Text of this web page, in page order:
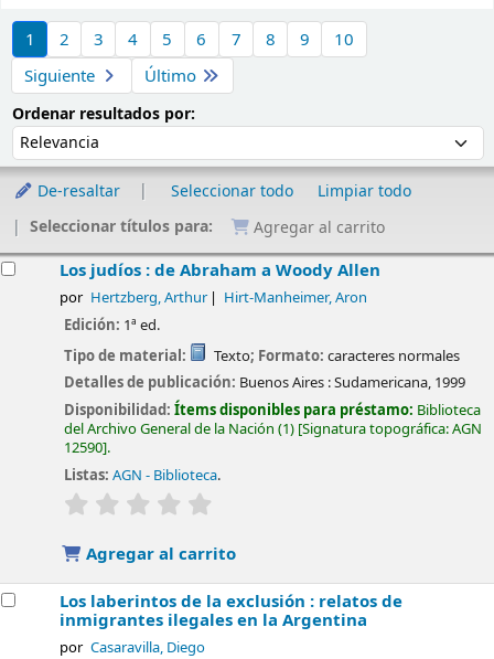
1
2 3 4 5 6 7 8 9
10
Siguiente
Último
Ordenar resultados por:
De-resaltar Seleccionar todo
Limpiar todo
Seleccionar títulos para:
Agregar al carrito
Los judíos : de Abraham a Woody Allen
por Hertzberg, Arthur Hirt-Manheimer, Aron
Edición: 1ª ed.
Tipo de material:
Texto; Formato: caracteres normales
Detalles de publicación: Buenos Aires :Sudamericana, 1999
Disponibilidad:Ítems disponibles para préstamo: Biblioteca
del Archivo General de la Nación (1) Signatura topográfica:AGN
12590 .
Listas: AGN - Biblioteca.
valoración
Agregar al carrito
Los laberintos de la exclusión : relatos de
inmigrantes ilegales en la Argentina
por Casaravilla, Diego